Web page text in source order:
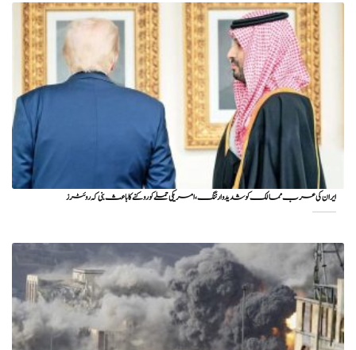
ایران کی عرب ممالک کو شدید وارننگ، امریکی حملے کو روکنے کا باعث بنی کہ روئٹرز